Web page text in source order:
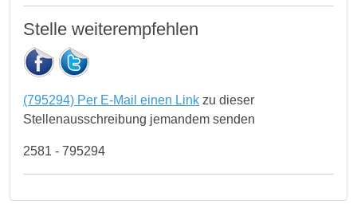
Stelle weiterempfehlen
(795294) Per E-Mail einen Link zu dieser
Stellenausschreibung jemandem senden
2581 - 795294